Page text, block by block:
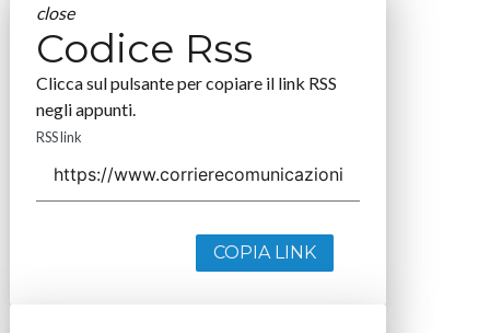
close
Codice Rss
Clicca sul pulsante per copiare il link RSS
negli appunti.
RSS link
COPIA LINK